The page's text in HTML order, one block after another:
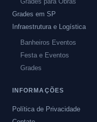
Grades em SP
Infraestrutura e Logística
Banheiros Eventos
Festa e Eventos
Grades
INFORMAÇÕES
Política de Privacidade